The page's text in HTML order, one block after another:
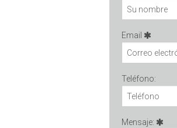
Email
Teléfono:
Mensaje: